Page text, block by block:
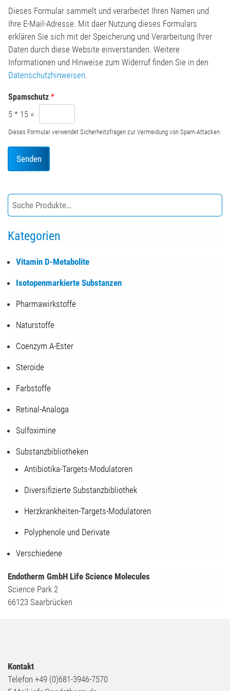
n
*
h
t
*
Dieses Formular sammelt und verarbeitet Ihren Namen und
Ihre E-Mail-Adresse. Mit daer Nutzung dieses Formulars
erklären Sie sich mit der Speicherung und Verarbeitung Ihrer
Daten durch diese Website einverstanden. Weitere
Informationen und Hinweise zum Widerruf finden Sie in den
Datenschutzhinweisen.
Spamschutz *
5 * 15 =
Dieses Formular verwendet Sicherheitsfragen zur Vermeidung von Spam-Attacken.
Senden
Kategorien
Vitamin D-Metabolite
Isotopenmarkierte Substanzen
Pharmawirkstoffe
Naturstoffe
Coenzym A-Ester
Steroide
Farbstoffe
Retinal-Analoga
Sulfoximine
Substanzbibliotheken
Antibiotika-Targets-Modulatoren
Diversifizierte Substanzbibliothek
Herzkrankheiten-Targets-Modulatoren
Polyphenole und Derivate
Verschiedene
Endotherm GmbH Life Science Molecules
Science Park 2
66123 Saarbrücken
Kontakt
Telefon +49 (0)681-3946-7570